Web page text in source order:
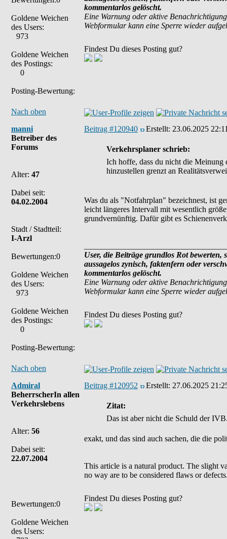
Goldene Weichen
des Users:
973
Goldene Weichen
des Postings:
0
Posting-Bewertung:
kommentarlos gelöscht.
Eine Warnung oder aktive
Webformular kann eine Sperre wieder
Findest Du dieses Posting gut?
Nach oben
manni
Betreiber des
Forums
Alter: 47
Dabei seit:
04.02.2004
Stadt / Stadtteil:
I-Arzl
Bewertungen:0
Goldene Weichen
des Users:
973
Goldene Weichen
des Postings:
0
Posting-Bewertung:
Beitrag #120940 Erstellt: 23.06.2025
Verkehrsplaner schrieb:
Ich hoffe, dass du nicht die
hinzustellen grenzt an
Was du als "Notfahrplan" bezeichnest, ist
leicht längeres Intervall mit wesentlich
grundvernünftig. Dafür gibt es
User, die Beiträge grundlos Rot
aussagelos zynisch, faktenfern oder
kommentarlos gelöscht.
Eine Warnung oder aktive
Webformular kann eine Sperre wieder
Findest Du dieses Posting gut?
Nach oben
Admiral
BeherrscherIn allen
Verkehrslebens
Alter: 56
Dabei seit:
22.07.2004
Bewertungen:0
Goldene Weichen
des Users:
Beitrag #120952 Erstellt: 27.06.2025
Zitat:
Das ist aber nicht die Schuld der
exakt, und das sind auch sachen, die die
This article is a natural product. The slight
no way are to be considered flaws or
Findest Du dieses Posting gut?